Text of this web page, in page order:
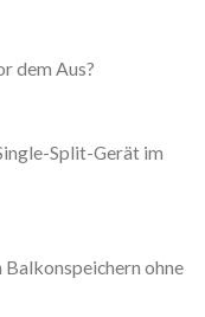
dem Aus?
Split-Gerät im
ohne